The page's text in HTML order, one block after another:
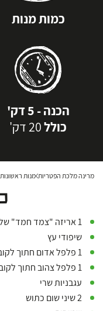
הכנה - 5 דק'
כולל20 דק'
כמות מנות
מרינה מלכת הפטריות מנות ראשונות
1 אריזה "צמד חמד" של מרינה-פטריות שמפיניון.
שיפודי עץ
1 פלפל אדום חתוך לקוביות
1 פלפל צהוב חתוך לקוביות
עגבניות שרי
2 שיני שום כתוש